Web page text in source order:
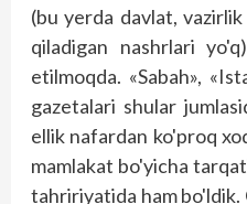
(bu yerda davlat,
qiladigan nashrlari
etilmoqda. «Sabah»,
gazetalari shular
ellik nafardan ko'proq
mamlakat bo'yicha
tahririyatida ham bo'ldik.